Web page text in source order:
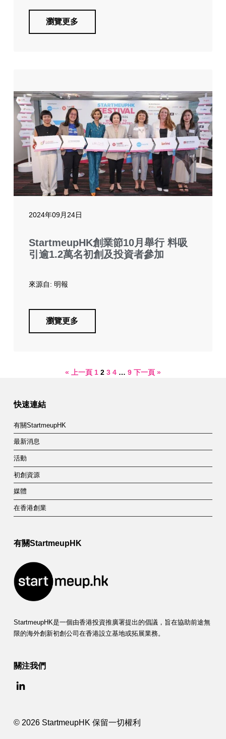
瀏覽更多
2024年09月24日
StartmeupHK創業節10月舉行 料吸
引逾1.2萬名初創及投資者參加
來源自: 明報
瀏覽更多
« 上一頁 1 2 3 4 … 9 下一頁 »
快速連結
有關StartmeupHK
最新消息
活動
初創資源
媒體
在香港創業
有關StartmeupHK
StartmeupHK是一個由香港投資推廣署提出的倡議，旨在協助前途無
限的海外創新初創公司在香港設立基地或拓展業務。
關注我們
© 2026 StartmeupHK 保留一切權利